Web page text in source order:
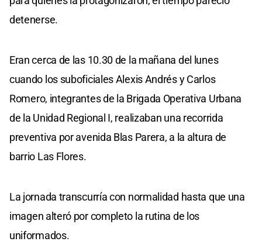
detenerse.
Eran cerca de las 10.30 de la mañana del lunes
cuando los suboficiales Alexis Andrés y Carlos
Romero, integrantes de la Brigada Operativa Urbana
de la Unidad Regional I, realizaban una recorrida
preventiva por avenida Blas Parera, a la altura de
barrio Las Flores.
La jornada transcurría con normalidad hasta que una
imagen alteró por completo la rutina de los
uniformados.